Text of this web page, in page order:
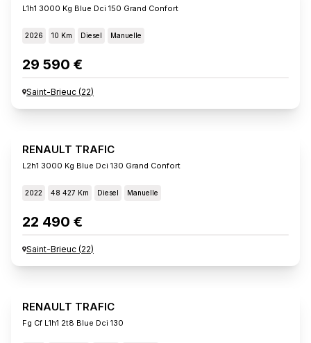
L1h1 3000 Kg Blue Dci 150 Grand Confort
2026 10 Km Diesel Manuelle
29 590 €
Saint-Brieuc (22)
RENAULT TRAFIC
L2h1 3000 Kg Blue Dci 130 Grand Confort
2022 48 427 Km Diesel Manuelle
22 490 €
Saint-Brieuc (22)
RENAULT TRAFIC
Fg Cf L1h1 2t8 Blue Dci 130